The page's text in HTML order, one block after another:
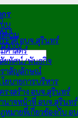
ร
บ
ผ่าน
ระบบ
รา
ะวัติ อบจ.สุรินทร์
ศาสตร์
ยทัศน์/พันธกิจ
าสัญลักษณ์
ยบายการบริหาร
รงสร้าง อบจ.สุรินทร์
นาจหน้าที่ อบจ.สุรินทร์
หมายที่เกี่ยวข้องกับ อ